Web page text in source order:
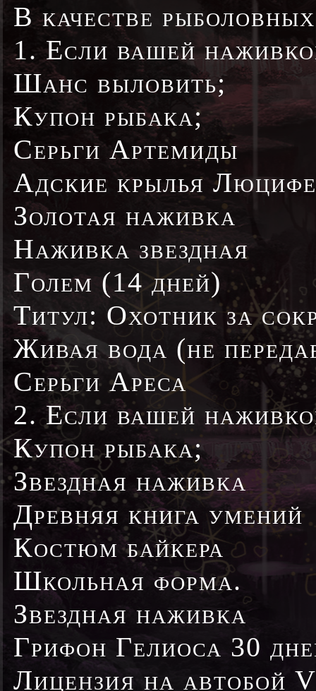
В качестве
1. Если вашей
Шанс выловить;
Купон рыбака;
Серьги Артемиды
Адские крылья
Золотая наживка
Наживка звездная
Голем (14 дней)
Титул: Охотник за
Живая вода (не
Серьги Ареса
2. Если вашей
Купон рыбака;
Звездная наживка
Древняя книга умений
Костюм байкера
Школьная форма.
Звездная наживка
Грифон Гелиоса 30
Лицензия на автобой